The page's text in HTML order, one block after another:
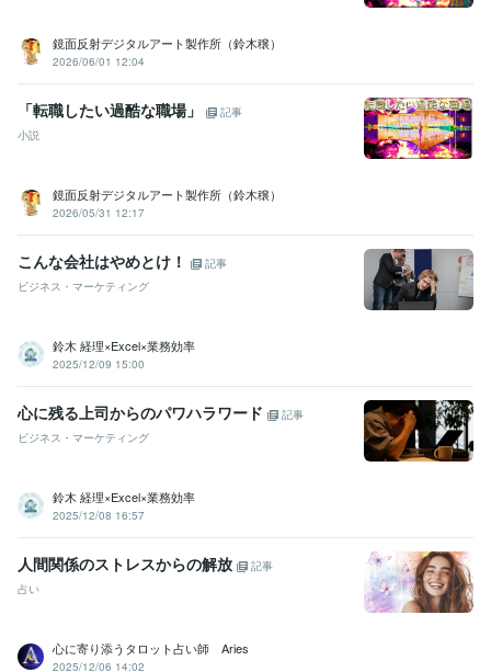
ココナラシルバーランクに昇格
オンラインパーソナルカラーアナリ
スト オンライン似合う髪型診断アドバイザー
資格・検定
インテリアコーディネーター
取得年 : 2021年
カラーセラピスト 取得年 : 2025年
Excel:10年PowerPoint:10年Word:10年
人間関係 お話し相手 仕事
悩み相談・カウンセリング
学歴
短期大学 1990年3月 ~ 1992年2月
語学力
英語 日常会話レベル
鏡面反射デジタルアート製作所（鈴木穣）
2026/06/01 12:04
「転職したい過酷な職場」
記事
小説
鏡面反射デジタルアート製作所（鈴木穣）
2026/05/31 12:17
こんな会社はやめとけ！
記事
ビジネス・マーケティング
鈴木 経理×Excel×業務効率
2025/12/09 15:00
心に残る上司からのパワハラワード
記事
ビジネス・マーケティング
鈴木 経理×Excel×業務効率
2025/12/08 16:57
人間関係のストレスからの解放
記事
占い
心に寄り添うタロット占い師 Aries
2025/12/06 14:02